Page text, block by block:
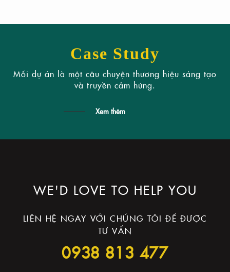
Case Study
Mỗi dự án là một câu chuyện thương hiệu sáng tạo
và truyền cảm hứng.
Xem thêm
WE'D LOVE TO HELP YOU
LIÊN HỆ NGAY VỚI CHÚNG TÔI ĐỂ ĐƯỢC
TƯ VẤN
0938 813 477